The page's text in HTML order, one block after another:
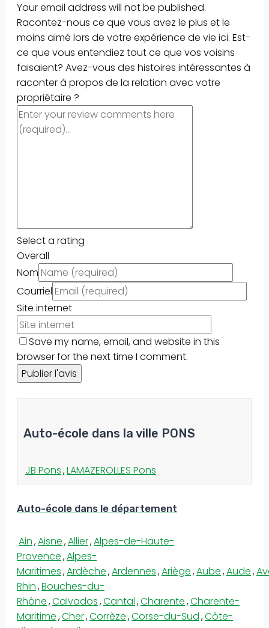
Your email address will not be published.
Racontez-nous ce que vous avez le plus et le
moins aimé lors de votre expérience de vie ici. Est-
ce que vous entendiez tout ce que vos voisins
faisaient? Avez-vous des histoires intéressantes à
raconter à propos de la relation avec votre
propriétaire ?
Select a rating
Overall
Nom
Courriel
Site internet
Save my name, email, and website in this
browser for the next time I comment.
Auto-école dans la ville PONS
JB Pons,LAMAZEROLLES Pons
Auto-école dans le département
Ain,Aisne,Allier,Alpes-de-Haute-
Provence,Alpes-
Maritimes,Ardèche,Ardennes,Ariège,Aube,Aude,
Rhin,Bouches-du-
Rhône,Calvados,Cantal,Charente,Charente-
Maritime,Cher,Corrèze,Corse-du-Sud,Côte-